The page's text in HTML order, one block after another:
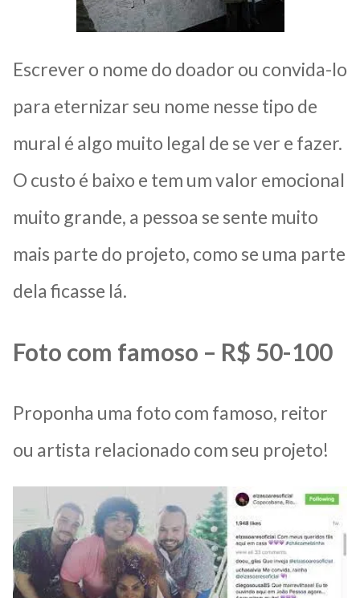
Escrever o nome do doador ou convida-lo
para eternizar seu nome nesse tipo de
mural é algo muito legal de se ver e fazer.
O custo é baixo e tem um valor emocional
muito grande, a pessoa se sente muito
mais parte do projeto, como se uma parte
dela ficasse lá.
Foto com famoso – R$ 50-100
Proponha uma foto com famoso, reitor
ou artista relacionado com seu projeto!